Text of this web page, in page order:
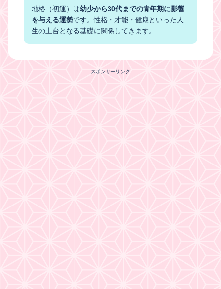
地格（初運）は幼少から30代までの青年期に影響
を与える運勢です。性格・才能・健康といった人
生の土台となる基礎に関係してきます。
スポンサーリンク